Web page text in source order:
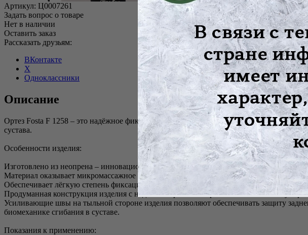
Артикул: Ц0007261
Задать вопрос о товаре
Нет в наличии
Оставить заказ
Рассказать друзьям:
ВКонтакте
X
Одноклассники
Описание
Ортез Fosta F 1258 – это надёжное фиксирующее медицинское изделие для лечения и
сустава.
Особенности изделия:
Изготовлено из неопрена – инновационного материала, позволяющего коже дышать и
Материал оказывает микромассажное и согревающее воздействие
Обеспечивает лёгкую степень фиксации
Продуманная конструкция изделия с надпателлярным отверстием обеспечивает
Усиливающие швы на тыльной стороне изделия позволяют обеспечивать защиту
биомеханике сгибания в суставе.
Показания к применению: